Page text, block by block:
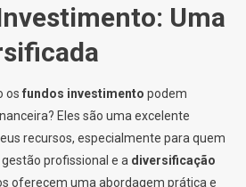
Uma
os fundos investimento podem
Eles são uma excelente
recursos, especialmente para quem
profissional e a diversificação
oferecem uma abordagem prática e